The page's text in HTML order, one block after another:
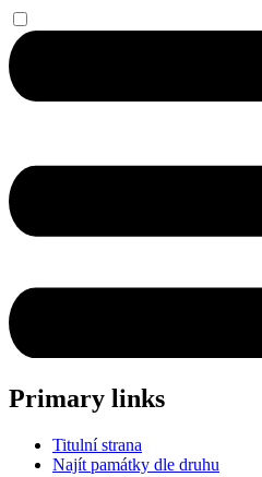
Primary links
Titulní strana
Najít památky dle druhu